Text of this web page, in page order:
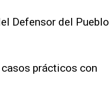
Defensor del Pueblo
prácticos con